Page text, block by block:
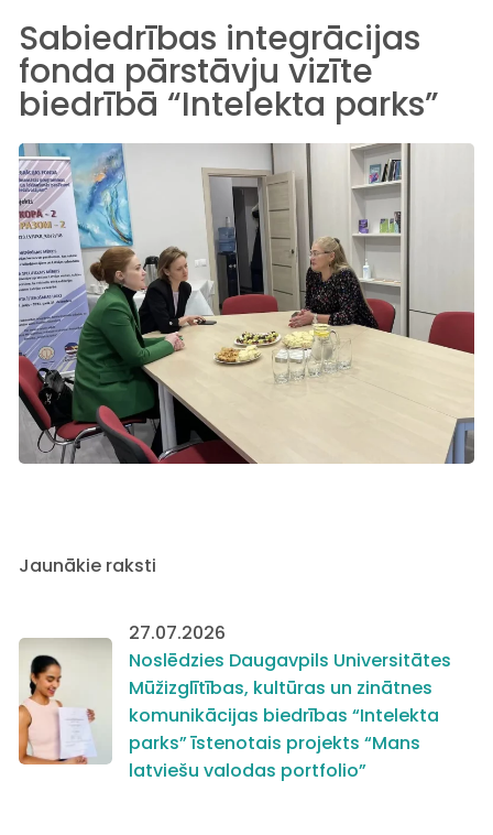
Sabiedrības integrācijas
fonda pārstāvju vizīte
biedrībā “Intelekta parks”
Jaunākie raksti
27.07.2026
Noslēdzies Daugavpils Universitātes
Mūžizglītības, kultūras un zinātnes
komunikācijas biedrības “Intelekta
parks” īstenotais projekts “Mans
latviešu valodas portfolio”